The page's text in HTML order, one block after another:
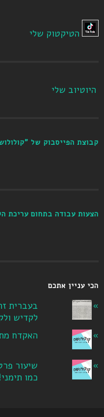
הטיקטוק שלי
היוטיוב שלי
קבוצת הפייסבוק של
הצעות עבודה בתחום עריכת
הכי עניין אתכם
בעברית
לקדיש
האקדח
כמו